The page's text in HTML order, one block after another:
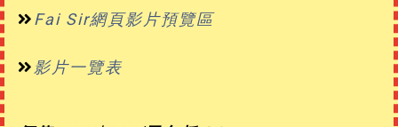
Fai Sir網頁影片預覽區
影片一覽表